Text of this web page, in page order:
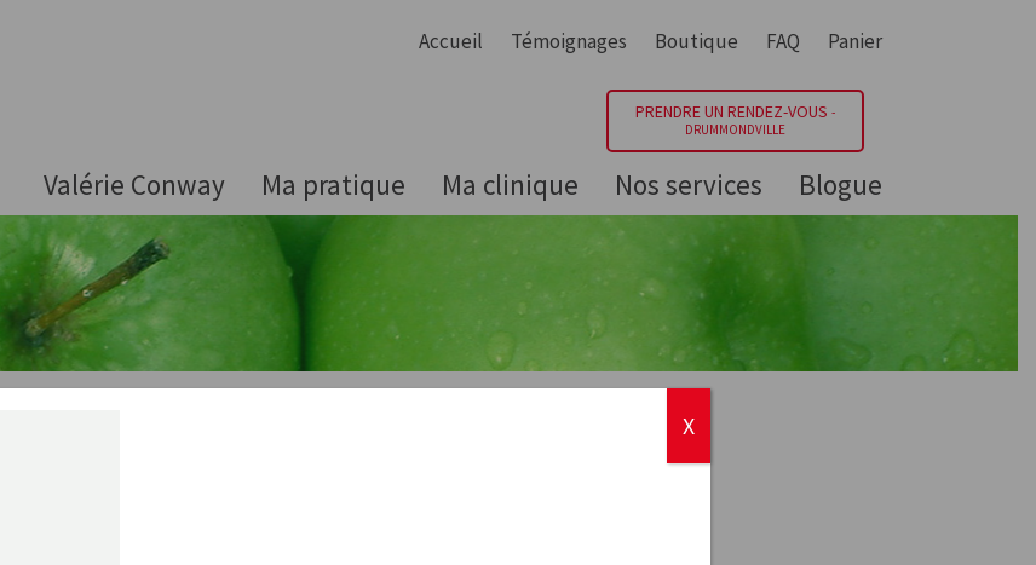
Accueil Témoignages Boutique FAQ Panier
Valérie Conway Ma pratique Ma clinique Nos services Blogue
PRENDRE UN RENDEZ-VOUS-
DRUMMONDVILLE
X